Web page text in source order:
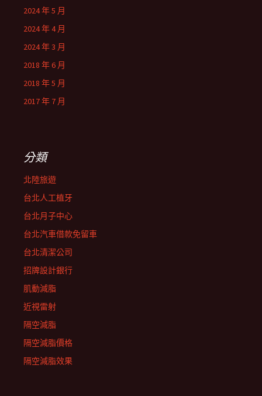
2024 年 5 月
2024 年 4 月
2024 年 3 月
2018 年 6 月
2018 年 5 月
2017 年 7 月
分類
北陸旅遊
台北人工植牙
台北月子中心
台北汽車借款免留車
台北清潔公司
招牌設計銀行
肌動減脂
近視雷射
隔空減脂
隔空減脂價格
隔空減脂效果